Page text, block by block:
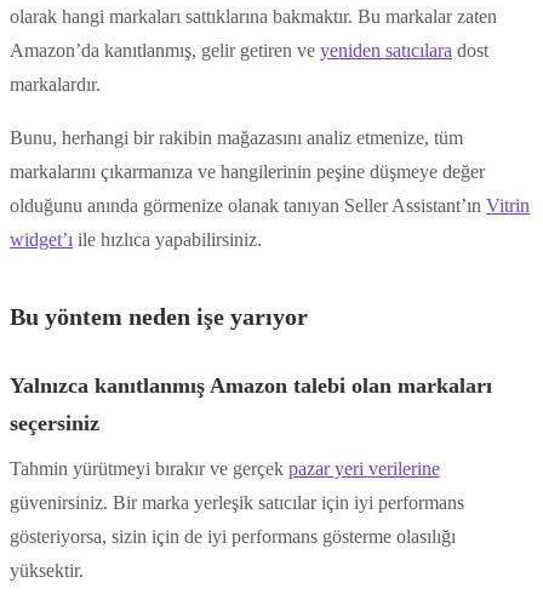
olarak hangi markaları sattıklarına bakmaktır. Bu markalar zaten
Amazon’da kanıtlanmış, gelir getiren ve yeniden satıcılara dost
markalardır.
Bunu, herhangi bir rakibin mağazasını analiz etmenize, tüm
markalarını çıkarmanıza ve hangilerinin peşine düşmeye değer
olduğunu anında görmenize olanak tanıyan Seller Assistant’ın Vitrin
widget’ı ile hızlıca yapabilirsiniz.
Bu yöntem neden işe yarıyor
Yalnızca kanıtlanmış Amazon talebi olan markaları
seçersiniz
Tahmin yürütmeyi bırakır ve gerçek pazar yeri verilerine
güvenirsiniz. Bir marka yerleşik satıcılar için iyi performans
gösteriyorsa, sizin için de iyi performans gösterme olasılığı
yüksektir.